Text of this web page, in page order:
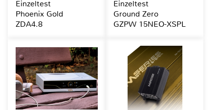
Einzeltest
Phoenix Gold
ZDA4.8
Einzeltest
Ground Zero
GZPW 15NEO-XSPL